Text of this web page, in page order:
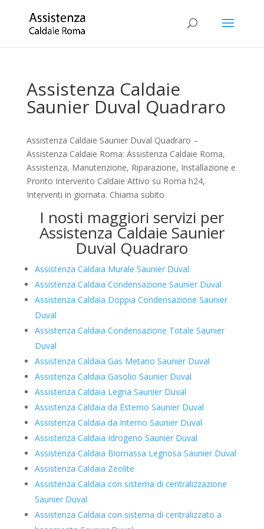
Assistenza Caldaie
Saunier Duval Quadraro
Assistenza Caldaie Saunier Duval Quadraro –
Assistenza Caldaie Roma: Assistenza Caldaie Roma,
Assistenza, Manutenzione, Riparazione, Installazione e
Pronto Intervento Caldaie Attivo su Roma h24,
Interventi in giornata. Chiama subito
I nosti maggiori servizi per
Assistenza Caldaie Saunier
Duval Quadraro
Assistenza Caldaia Murale Saunier Duval
Assistenza Caldaia Condensazione Saunier Duval
Assistenza Caldaia Doppia Condensazione Saunier
Duval
Assistenza Caldaia Condensazione Totale Saunier
Duval
Assistenza Caldaia Gas Metano Saunier Duval
Assistenza Caldaia Gasolio Saunier Duval
Assistenza Caldaia Legna Saunier Duval
Assistenza Caldaia da Esterno Saunier Duval
Assistenza Caldaia da Interno Saunier Duval
Assistenza Caldaia Idrogeno Saunier Duval
Assistenza Caldaia Biomassa Legnosa Saunier Duval
Assistenza Caldaia Zeolite
Assistenza Caldaia con sistema di centralizzazione
Saunier Duval
Assistenza Caldaia con sistema di centralizzato a